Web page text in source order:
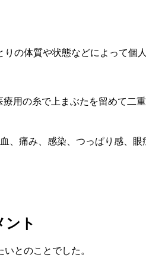
の体質や状態などによって個
療用の糸で上まぶたを留めて二
、痛み、感染、つっぱり感、
ント
とのことでした。